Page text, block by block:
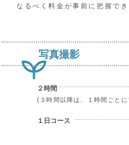
なるべく料金が事前に把握で
写真撮影
２時間
(３時間以降は、１時間ごと
１日コース